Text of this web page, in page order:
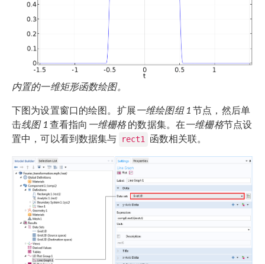
内置的一维矩形函数绘图。
下图为设置窗口的绘图。扩展一维绘图组 1 节点，然后单
击线图 1 查看指向 一维栅格的数据集。在一维栅格节点设
置中，可以看到数据集与
rect1 函数相关联。